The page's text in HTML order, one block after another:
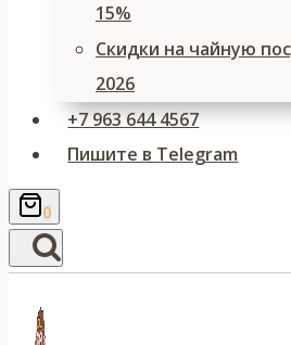
15%
Скидки на чайную
2026
+7 963 644 4567
Пишите в Telegram
0